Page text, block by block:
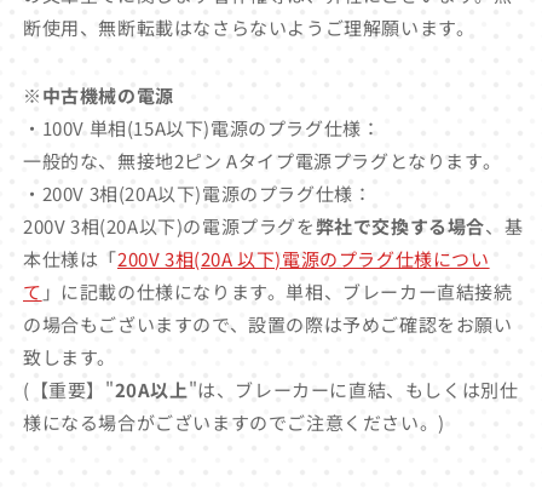
断使用、無断転載はなさらないようご理解願います。
※中古機械の電源
・100V 単相(15A以下)電源のプラグ仕様：
一般的な、無接地2ピン Aタイプ電源プラグとなります。
・200V 3相(20A以下)電源のプラグ仕様：
200V 3相(20A以下)の電源プラグを弊社で交換する場合、基
本仕様は「200V 3相(20A 以下)電源のプラグ仕様につい
て 」に記載の仕様になります。単相、ブレーカー直結接続
の場合もございますので、設置の際は予めご確認をお願い
致します。
(【重要】"20A以上"は、ブレーカーに直結、もしくは別仕
様になる場合がございますのでご注意ください。)